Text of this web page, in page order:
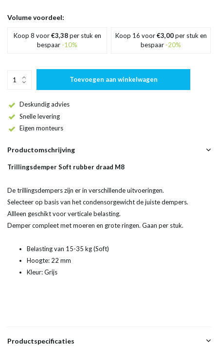
Volume voordeel:
Koop 8 voor€3,38per stuk en
bespaar -10%
Koop 16 voor€3,00per stuk en
bespaar -20%
Toevoegen aan winkelwagen
Deskundig advies
Snelle levering
Eigen monteurs
Productomschrijving
Trillingsdemper Soft rubber draad M8
De trillingsdempers zijn er in verschillende uitvoeringen.
Selecteer op basis van het condensorgewicht de juiste dempers.
Allleen geschikt voor verticale belasting.
Demper compleet met moeren en grote ringen. Gaan per stuk.
Belasting van 15-35 kg (Soft)
Hoogte: 22 mm
Kleur: Grijs
Productspecificaties